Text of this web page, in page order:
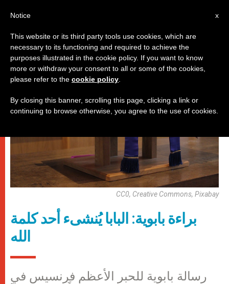
باباوات
CC0, Creative Commons, Pixabay
براءة بابوية: البابا يُنشىء أحد كلمة
الله
رسالة بابوية للحبر الأعظم فرنسيس في
x
Notice
This website or its third party tools use cookies, which are
necessary to its functioning and required to achieve the
purposes illustrated in the cookie policy. If you want to know
more or withdraw your consent to all or some of the cookies,
please refer to the cookie policy
By closing this banner, scrolling this page, clicking a link or
continuing to browse otherwise, you agree to the use of cookies.